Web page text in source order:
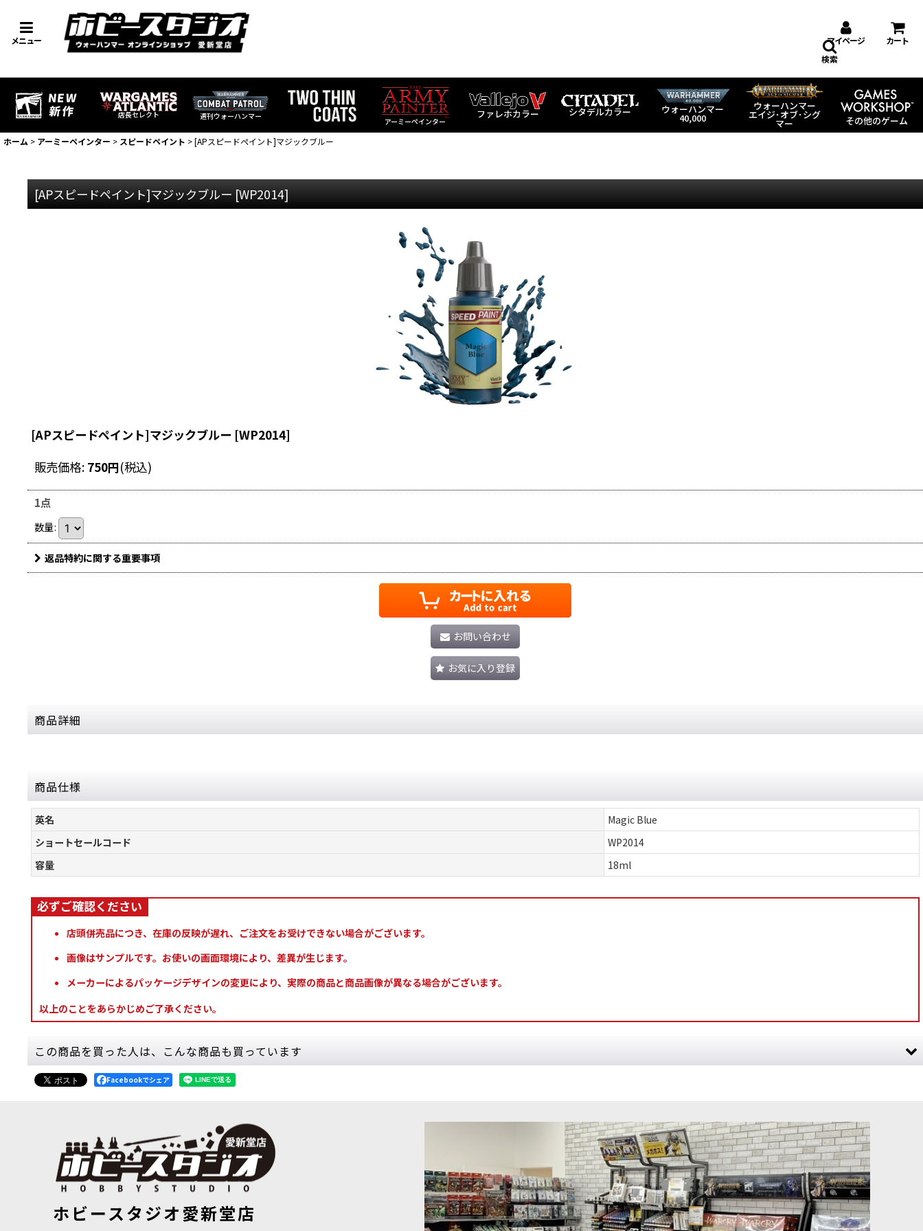
メニュー マイページ カート
店長セレクト 週刊ウォーハンマー
アーミーペインター
ファレホカラー シタデルカラー ウォーハンマー
40,000
ウォーハンマー
エイジ･オブ･シグ
マー その他のゲーム
検索
ホーム > アーミーペインター > スピードペイント >[APスピードペイント]マジックブルー
[APスピードペイント]マジックブルー [WP2014]
[APスピードペイント]マジックブルー [WP2014]
販売価格: 750円(税込)
1点
数量:
返品特約に関する重要事項
お問い合わせ
お気に入り登録
商品詳細
商品仕様
英名
Magic Blue
ショートセールコード
WP2014
容量
18ml
店頭併売品につき、在庫の反映が遅れ、ご注文をお受けできない場合がございます。
画像はサンプルです。お使いの画面環境により、差異が生じます。
メーカーによるパッケージデザインの変更により、実際の商品と商品画像が異なる場合がございます。
以上のことをあらかじめご了承ください。
この商品を買った人は、こんな商品も買っています
円(税込)
[APスピードペイント]スピードペイントメディウム
100ml [WP2090]
3,600円(税込)
[TTC:ハイライト]インフェルノ・オレンジ[10126
880円(税込)
Facebookでシェア
ホビースタジオ愛新堂店